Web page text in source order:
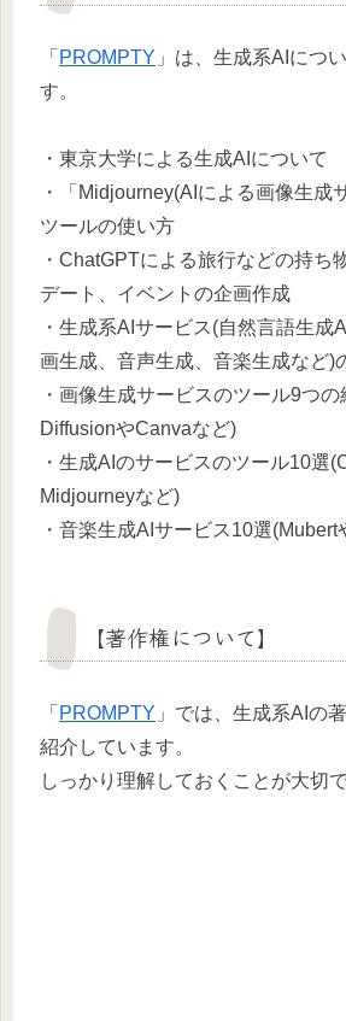
「 PROMPTY 」は、生成系AIにつ
す。
・東京大学による生成AIについて
・「Midjourney(AIによる画像生成
ツールの使い方
・ChatGPTによる旅行などの持ち
デート、イベントの企画作成
・生成系AIサービス(自然言語生成
画生成、音声生成、音楽生成など)
・画像生成サービスのツール9つ
DiffusionやCanvaなど)
・生成AIのサービスのツール10選
Midjourneyなど)
・音楽生成AIサービス10選
【著作権について】
「 PROMPTY 」では、生成系AIの
紹介しています。
しっかり理解しておくことが大切で